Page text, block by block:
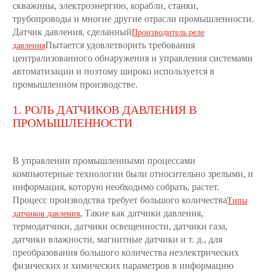
скважины, электроэнергию, корабли, станки,
трубопроводы и многие другие отрасли промышленности.
Датчик давления, сделанныйПроизводитель реле
давленияПытается удовлетворить требования
централизованного обнаружения и управления системами
автоматизации и поэтому широко используется в
промышленном производстве.
1. РОЛЬ ДАТЧИКОВ ДАВЛЕНИЯ В
ПРОМЫШЛЕННОСТИ
В управлении промышленными процессами
компьютерные технологии были относительно зрелыми, и
информация, которую необходимо собрать, растет.
Процесс производства требует большого количестваТипы
датчиков давления, Такие как датчики давления,
термодатчики, датчики освещенности, датчики газа,
датчики влажности, магнитные датчики и т. д., для
преобразования большого количества неэлектрических
физических и химических параметров в информацию